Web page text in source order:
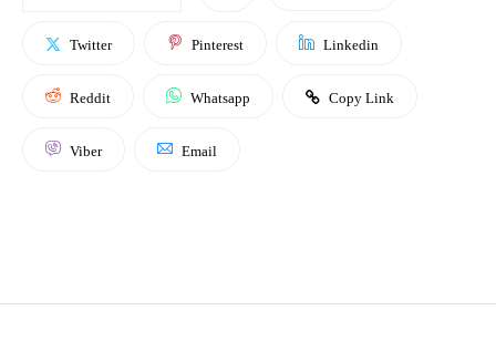
Twitter Pinterest Linkedin
Reddit Whatsapp Copy Link
Viber Email